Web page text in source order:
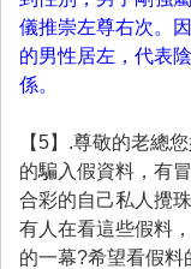
儀推崇左尊右次。
的男性居左，代表
係。
【5】.尊敬的老總
的騙入假資料，有
合彩的自己私人攪
有人在看這些假料
的一幕?希望看假料